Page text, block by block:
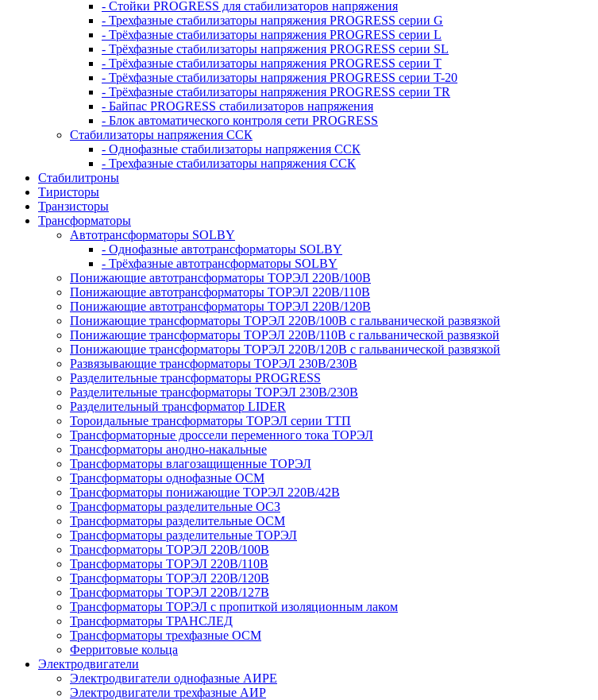
- Стойки PROGRESS для стабилизаторов напряжения
- Трехфазные стабилизаторы напряжения PROGRESS серии G
- Трёхфазные стабилизаторы напряжения PROGRESS серии L
- Трёхфазные стабилизаторы напряжения PROGRESS серии SL
- Трёхфазные стабилизаторы напряжения PROGRESS серии T
- Трёхфазные стабилизаторы напряжения PROGRESS серии T-20
- Трёхфазные стабилизаторы напряжения PROGRESS серии TR
- Байпас PROGRESS стабилизаторов напряжения
- Блок автоматического контроля сети PROGRESS
Стабилизаторы напряжения ССК
- Однофазные стабилизаторы напряжения ССК
- Трехфазные стабилизаторы напряжения ССК
Стабилитроны
Тиристоры
Транзисторы
Трансформаторы
Автотрансформаторы SOLBY
- Однофазные автотрансформаторы SOLBY
- Трёхфазные автотрансформаторы SOLBY
Понижающие автотрансформаторы ТОРЭЛ 220В/100В
Понижающие автотрансформаторы ТОРЭЛ 220В/110В
Понижающие автотрансформаторы ТОРЭЛ 220В/120В
Понижающие трансформаторы ТОРЭЛ 220В/100В с гальванической развязкой
Понижающие трансформаторы ТОРЭЛ 220В/110В с гальванической развязкой
Понижающие трансформаторы ТОРЭЛ 220В/120В с гальванической развязкой
Развязывающие трансформаторы ТОРЭЛ 230В/230В
Разделительные трансформаторы PROGRESS
Разделительные трансформаторы ТОРЭЛ 230В/230В
Разделительный трансформатор LIDER
Тороидальные трансформаторы ТОРЭЛ серии ТТП
Трансформаторные дроссели переменного тока ТОРЭЛ
Трансформаторы анодно-накальные
Трансформаторы влагозащищенные ТОРЭЛ
Трансформаторы однофазные ОСМ
Трансформаторы понижающие ТОРЭЛ 220В/42В
Трансформаторы разделительные ОСЗ
Трансформаторы разделительные ОСМ
Трансформаторы разделительные ТОРЭЛ
Трансформаторы ТОРЭЛ 220В/100В
Трансформаторы ТОРЭЛ 220В/110В
Трансформаторы ТОРЭЛ 220В/120В
Трансформаторы ТОРЭЛ 220В/127В
Трансформаторы ТОРЭЛ с пропиткой изоляционным лаком
Трансформаторы ТРАНСЛЕД
Трансформаторы трехфазные ОСМ
Ферритовые кольца
Электродвигатели
Электродвигатели однофазные АИРЕ
Электродвигатели трехфазные АИР